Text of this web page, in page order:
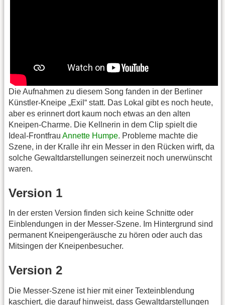
Die Aufnahmen zu diesem Song fanden in der Berliner
Künstler-Kneipe „Exil“ statt. Das Lokal gibt es noch heute,
aber es erinnert dort kaum noch etwas an den alten
Kneipen-Charme. Die Kellnerin in dem Clip spielt die
Ideal-Frontfrau Annette Humpe. Probleme machte die
Szene, in der Kralle ihr ein Messer in den Rücken wirft, da
solche Gewaltdarstellungen seinerzeit noch unerwünscht
waren.
Version 1
In der ersten Version finden sich keine Schnitte oder
Einblendungen in der Messer-Szene. Im Hintergrund sind
permanent Kneipengeräusche zu hören oder auch das
Mitsingen der Kneipenbesucher.
Version 2
Die Messer-Szene ist hier mit einer Texteinblendung
kaschiert, die darauf hinweist, dass Gewaltdarstellungen